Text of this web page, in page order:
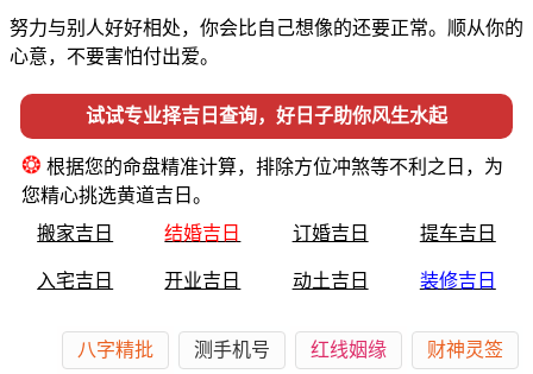
努力与别人好好相处，你会比自己想像的还要正常。顺从你的
心意，不要害怕付出爱。
试试专业择吉日查询，好日子助你风生水起
❂ 根据您的命盘精准计算，排除方位冲煞等不利之日，为
您精心挑选黄道吉日。
搬家吉日
结婚吉日 订婚吉日 提车吉日
入宅吉日 开业吉日 动土吉日 装修吉日
八字精批 测手机号 红线姻缘 财神灵签